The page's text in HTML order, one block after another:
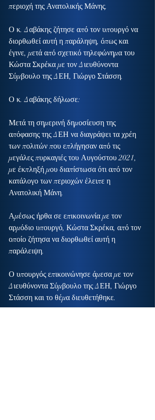
περιοχή της Ανατολικής Μάνης.
Ο κ. Δαβάκης ζήτησε από τον υπουργό να
διορθωθεί αυτή η παράληψη, όπως και
έγινε, μετά από σχετικό τηλεφώνημα του
Κώστα Σκρέκα με τον Διευθύνοντα
Σύμβουλο της ΔΕΗ, Γιώργο Στάσση.
Ο κ. Δαβάκης δήλωσε:
Μετά τη σημερινή δημοσίευση της
απόφασης της ΔΕΗ να διαγράψει τα χρέη
των πολιτών που επλήγησαν από τις
μεγάλες πυρκαγιές του Αυγούστου 2021,
με έκπληξή μου διαπίστωσα ότι από τον
κατάλογο των περιοχών έλειπε η
Ανατολική Μάνη.
Αμέσως ήρθα σε επικοινωνία με τον
αρμόδιο υπουργό, Κώστα Σκρέκα, από τον
οποίο ζήτησα να διορθωθεί αυτή η
παράλειψη.
Ο υπουργός επικοινώνησε άμεσα με τον
Διευθύνοντα Σύμβουλο της ΔΕΗ, Γιώργο
Στάσση και το θέμα διευθετήθηκε.